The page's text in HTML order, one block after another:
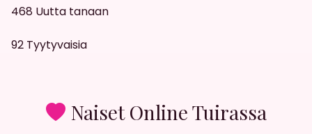
468 Uutta tanaan
92 Tyytyvaisia
Naiset Online Tuirassa